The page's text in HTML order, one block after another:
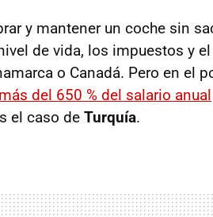
y mantener un coche sin
de vida, los impuestos y
o Canadá. Pero en el
más del 650 % del salario anual
el caso de Turquía.